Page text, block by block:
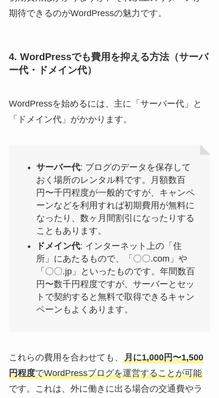
期待できるのがWordPressの魅力です。
4. WordPressでも費用を抑える方法（サーバ
ー代・ドメイン代）
WordPressを始めるには、主に「サーバー代」と
「ドメイン代」がかかります。
サーバー代: ブログのデータを保存して
おく場所のレンタル料です。月額数百
円〜千円程度が一般的ですが、キャンペ
ーンなどを利用すれば初期費用が無料に
なったり、数ヶ月間割引になったりする
こともあります。
ドメイン代: インターネット上の「住
所」にあたるもので、「〇〇.com」や
「〇〇.jp」といったものです。年間数百
円〜数千円程度ですが、サーバーとセッ
トで契約すると無料で取得できるキャン
ペーンもよくあります。
これらの費用を合わせても、 月に1,000円〜1,500
円程度でWordPressブログを運営することが可能
です。これは、外に働きに出る場合の交通費やラ